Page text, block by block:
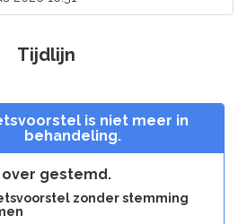
Tijdlijn
is niet meer in
behandeling.
over gestemd.
zonder stemming